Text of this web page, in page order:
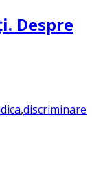
Despre
,discriminare